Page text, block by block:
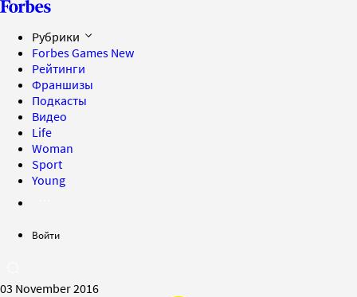
Рубрики
Forbes Games New
Рейтинги
Франшизы
Подкасты
Видео
Life
Woman
Sport
Young
Войти
03 November 2016